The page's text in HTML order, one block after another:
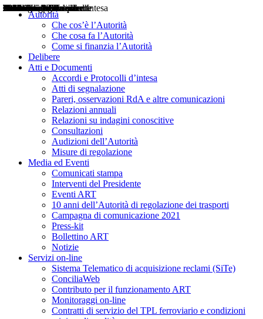
Autorità
Che cos’è l’Autorità
Che cosa fa l’Autorità
Come si finanzia l’Autorità
Delibere
Atti e Documenti
Accordi e Protocolli d’intesa
Atti di segnalazione
Pareri, osservazioni RdA e altre comunicazioni
Relazioni annuali
Relazioni su indagini conoscitive
Consultazioni
Audizioni dell’Autorità
Misure di regolazione
Media ed Eventi
Comunicati stampa
Interventi del Presidente
Eventi ART
10 anni dell’Autorità di regolazione dei trasporti
Campagna di comunicazione 2021
Press-kit
Bollettino ART
Notizie
Servizi on-line
Sistema Telematico di acquisizione reclami (SiTe)
ConciliaWeb
Contributo per il funzionamento ART
Monitoraggi on-line
Contratti di servizio del TPL ferroviario e condizioni
Delibere
Pareri
Consultazioni
Audizioni
Atti di Segnalazione
Accordi e Protocolli d'Intesa
Relazioni annuali
Misure di regolazione
Notizie
Comunicati Stampa
Bollettini ART
Convegni ART
Interviste del Presidente
Articoli in primo piano
Interventi del Presidente
2004
2005
2010
2013
2014
2015
2016
2017
2018
2019
202
2020
2021
2022
2023
2024
2025
2026
Aereo
Marittimo
Terrestre